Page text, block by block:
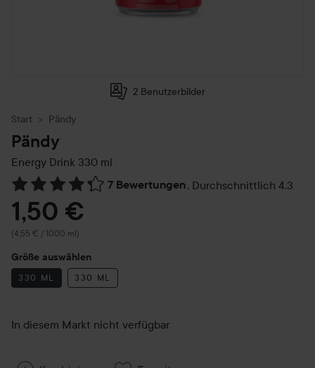
2 Benutzerbilder
Start Pändy
Pändy
Energy Drink 330 ml
7 Bewertungen, Durchschnittlich 4.3
Weiter zu Reviews & Kommentare
1,50 €
(4,55 € / 1000 ml)
Größe auswählen
330 ML 330 ML
In diesem Markt nicht verfügbar